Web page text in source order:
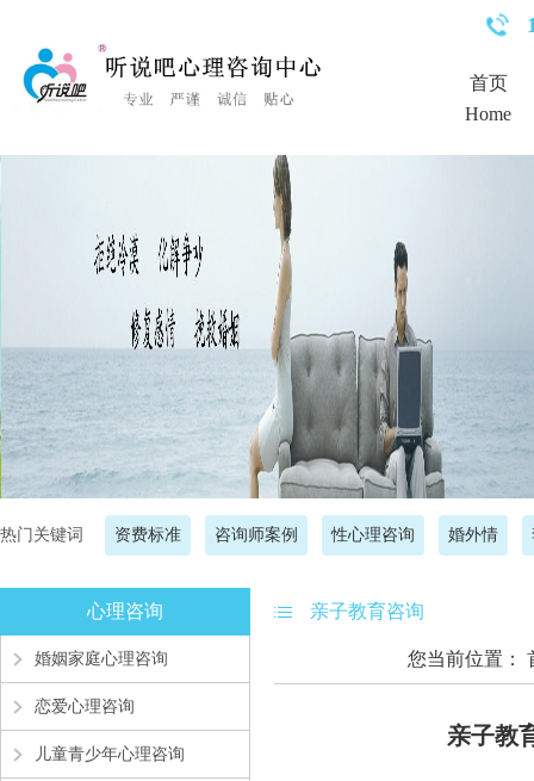
首页
Home
热门关键词 资费标准 咨询师案例 性心理咨询 婚外情
心理咨询
婚姻家庭心理咨询
恋爱心理咨询
儿童青少年心理咨询
亲子教育咨询
您当前位置：
亲子教